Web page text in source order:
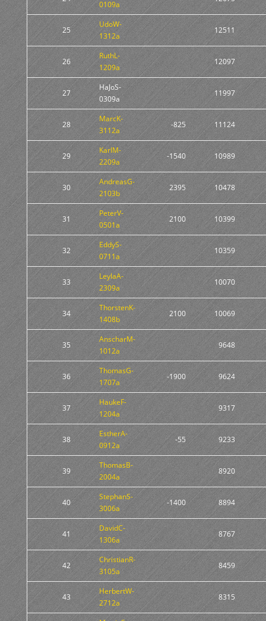
0109a
25
UdoW-
1312a
12511
26
RuthL-
1209a
12097
27
HaJoS-
0309a
11997
28
MarcK-
3112a
-825 11124
29
KarlM-
2209a
-1540 10989
30
AndreasG-
2103b
2395 10478
31
PeterV-
0501a
2100 10399
32
EddyS-
0711a
10359
33
LeylaA-
2309a
10070
34
ThorstenK-
1408b
2100 10069
35
AnscharM-
1012a
9648
36
ThomasG-
1707a
-1900 9624
37
HaukeF-
1204a
9317
38
EstherA-
0912a
-55 9233
39
ThomasB-
2004a
8920
40
StephanS-
3006a
-1400 8894
41
DavidC-
1306a
8767
42
ChristianR-
3105a
8459
43
HerbertW-
2712a
8315